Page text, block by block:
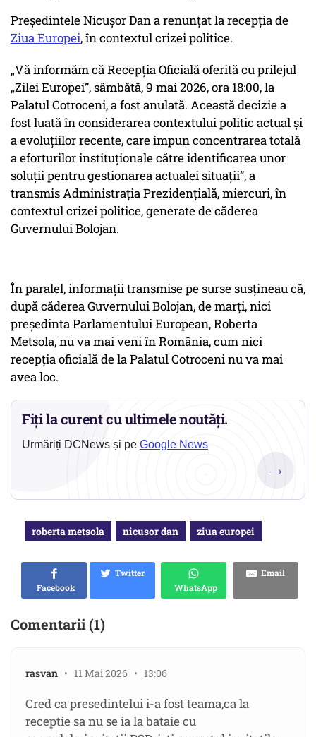
Președintele Nicușor Dan a renunțat la recepția de
Ziua Europei, în contextul crizei politice.
„Vă informăm că Recepția Oficială oferită cu prilejul
„Zilei Europei”, sâmbătă, 9 mai 2026, ora 18:00, la
Palatul Cotroceni, a fost anulată. Această decizie a
fost luată în considerarea contextului politic actual și
a evoluțiilor recente, care impun concentrarea totală
a eforturilor instituționale către identificarea unor
soluții pentru gestionarea actualei situații”,a
transmis Administrația Prezidențială, miercuri, în
contextul crizei politice, generate de căderea
Guvernului Bolojan.
În paralel, informații transmise pe surse susțineau că,
după căderea Guvernului Bolojan, de marți, nici
președinta Parlamentului European, Roberta
Metsola, nu va mai veni în România, cum nici
recepția oficială de la Palatul Cotroceni nu va mai
avea loc.
Fiți la curent cu ultimele noutăți.
Urmăriți DCNews și pe Google News
→
roberta metsola nicusor dan ziua europei
Facebook
Twitter
WhatsApp
Email
Comentarii (1)
rasvan • 11 Mai 2026 • 13:06
Cred ca presedintelui i-a fost teama,ca la
receptie sa nu se ia la bataie cu